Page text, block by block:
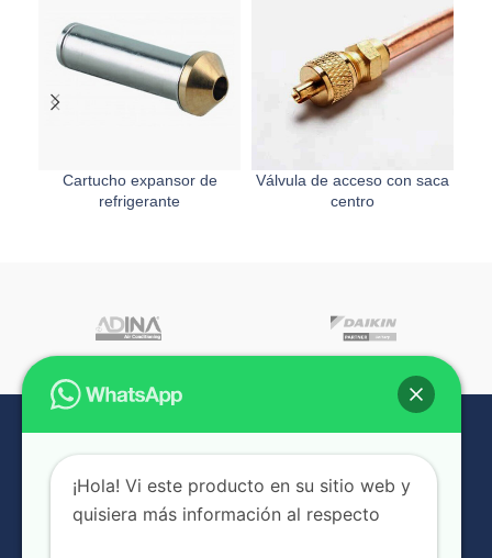
Cartucho expansor de
refrigerante
Válvula de acceso con saca
centro
¡Hola! Vi este producto en su sitio web y
quisiera más información al respecto